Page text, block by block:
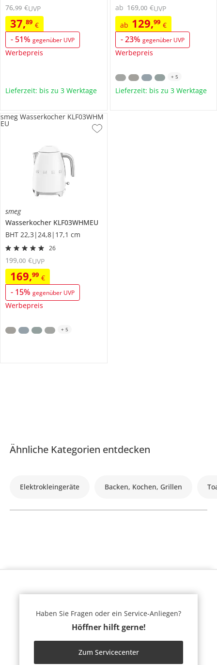
37,89 €
- 51% gegenüber UVP
Werbepreis
76,99 €UVP
Lieferzeit: bis zu 3 Werktage
ab 129,99 €
-23% gegenüber UVP
Werbepreis
ab 169,00 €UVP
+ 5
Lieferzeit: bis zu 3 Werktage
smeg
Wasserkocher KLF03WHMEU
BHT 22,3|24,8|17,1 cm
26
169,99 €
- 15% gegenüber UVP
Werbepreis
199,00 €UVP
smeg Wasserkocher KLF03WHM
EU
+ 5
Ähnliche Kategorien entdecken
Elektrokleingeräte Backen, Kochen, Grillen
Haben Sie Fragen oder ein Service-Anliegen?
Höffner hilft gerne!
Zum Servicecenter